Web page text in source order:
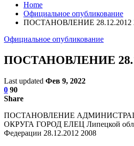
Home
Официальное опубликование
ПОСТАНОВЛЕНИЕ 28.12.2012
Официальное опубликование
ПОСТАНОВЛЕНИЕ
Last updated Фев 9, 2022
0 90
Share
ПОСТАНОВЛЕНИЕ
ОКРУГА ГОРОД ЕЛЕЦ Липецкой
Федерации 28.12.2012 2008